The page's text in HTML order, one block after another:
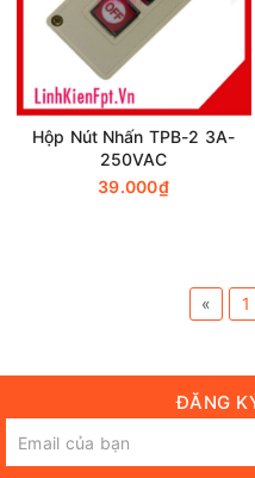
Hộp Nút Nhấn TPB-2 3A-
250VAC
39.000₫
« 1
ĐĂNG